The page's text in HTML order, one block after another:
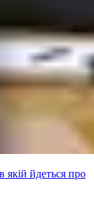
якій йдеться про